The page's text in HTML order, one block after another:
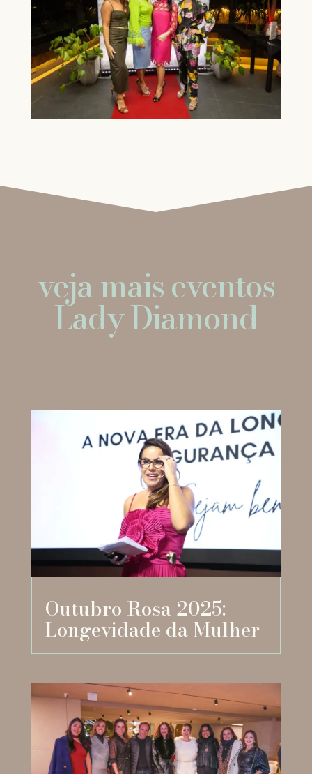
veja mais eventos
Lady Diamond
Outubro Rosa 2025:
Longevidade da Mulher